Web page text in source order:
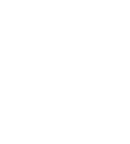
o si comporta, ad
riportando informazioni in